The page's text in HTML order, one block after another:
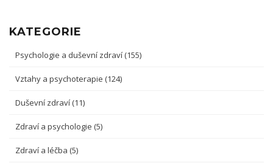
KATEGORIE
Psychologie a duševní zdraví (155)
Vztahy a psychoterapie (124)
Duševní zdraví (11)
Zdraví a psychologie (5)
Zdraví a léčba (5)